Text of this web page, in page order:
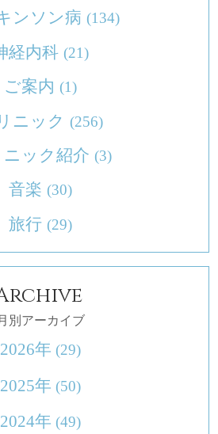
ンソン病 (134)
経内科 (21)
ご案内 (1)
ニック (256)
ニック紹介 (3)
音楽 (30)
旅行 (29)
別アーカイブ
2026年 (29)
2025年 (50)
2024年 (49)